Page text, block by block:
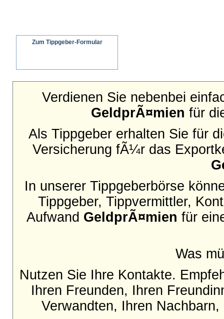
Zum Tippgeber-Formular
Verdienen Sie nebenbei
GeldprÃ¤mien für
Als Tippgeber erhalten Sie für
Versicherung fÃ¼r das
In unserer Tippgeberbörse
Tippgeber, Tippvermittler,
Aufwand GeldprÃ¤mien für
Was
Nutzen Sie Ihre Kontakte.
Ihren Freunden, Ihren
Verwandten, Ihren